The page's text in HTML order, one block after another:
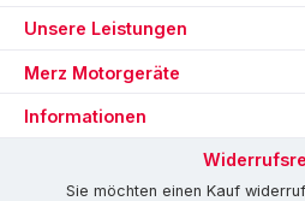
Unsere Leistungen
Merz Motorgeräte
Informationen
Sie möchten einen Kauf